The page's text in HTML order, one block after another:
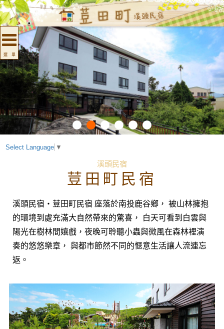
選 單
Select Language ▼
溪頭民宿
荳田町民宿
溪頭民宿‧荳田町民宿 座落於南投鹿谷鄉， 被山林擁抱
的環境到處充滿大自然帶來的驚喜， 白天可看到白雲與
陽光在樹林間嬉戲，夜晚可聆聽小蟲與微風在森林裡演
奏的悠悠樂章， 與都市節然不同的愜意生活讓人流連忘
返。